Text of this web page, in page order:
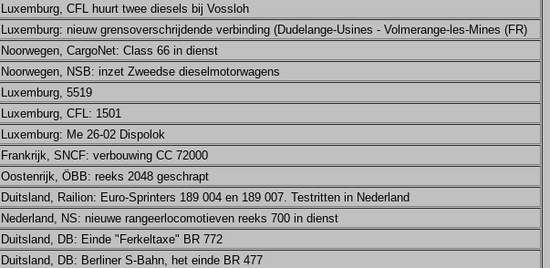
Luxemburg, CFL huurt twee diesels bij Vossloh
Luxemburg: nieuw grensoverschrijdende verbinding (Dudelange-Usines - Volmerange-les-Mines (FR)
Noorwegen, CargoNet: Class 66 in dienst
Noorwegen, NSB: inzet Zweedse dieselmotorwagens
Luxemburg, 5519
Luxemburg, CFL: 1501
Luxemburg: Me 26-02 Dispolok
Frankrijk, SNCF: verbouwing CC 72000
Oostenrijk, ÖBB: reeks 2048 geschrapt
Duitsland, Railion: Euro-Sprinters 189 004 en 189 007. Testritten in Nederland
Nederland, NS: nieuwe rangeerlocomotieven reeks 700 in dienst
Duitsland, DB: Einde "Ferkeltaxe" BR 772
Duitsland, DB: Berliner S-Bahn, het einde BR 477